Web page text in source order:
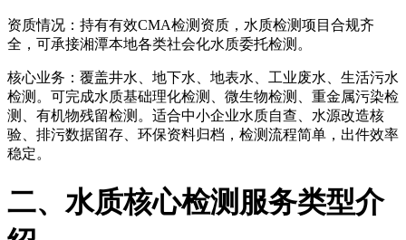
资质情况：持有有效CMA检测资质，水质检测项目合规齐
全，可承接湘潭本地各类社会化水质委托检测。
核心业务：覆盖井水、地下水、地表水、工业废水、生活污水
检测。可完成水质基础理化检测、微生物检测、重金属污染检
测、有机物残留检测。适合中小企业水质自查、水源改造核
验、排污数据留存、环保资料归档，检测流程简单，出件效率
稳定。
二、水质核心检测服务类型介